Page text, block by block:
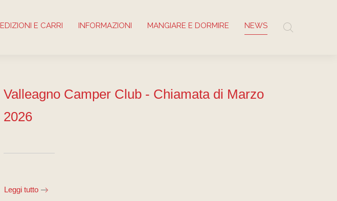
EDIZIONI E CARRI INFORMAZIONI MANGIARE E DORMIRE NEWS
Valleagno Camper Club - Chiamata di Marzo
2026
Leggi tutto